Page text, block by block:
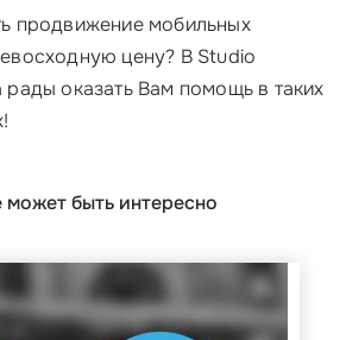
продвижение мобильных
цену? В Studio
рады оказать Вам помощь в таких
может быть интересно